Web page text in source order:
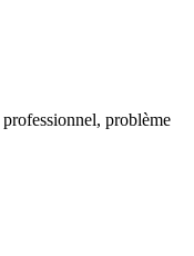
problème